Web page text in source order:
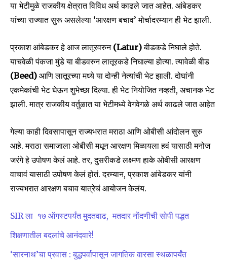
Join our community of
SUBSCRIBERS and be part of the
conversation.
or click the subscribe button below. Don't worry, we respect
safe with us.
या भेटीमुळे राजकीय क्षेत्रात विविध अर्थ काढले जात आहेत. आंबेडकर
यांच्या राज्यात सुरू असलेल्या ‘आरक्षण बचाव’ मोर्चादरम्यान ही भेट झाली.
प्रकाश आंबेडकर हे आज लातूरवरुन (Latur)बीडकडे निघाले होते.
याचवेळी पंकजा मुंडे या बीडवरुन लातूरकडे निघाल्या होत्या. त्यावेळी बीड
(Beed) आणि लातूरच्या मध्ये या दोन्ही नेत्यांची भेट झाली. दोघांनी
एकमेकांची भेट घेऊन शुभेच्छा दिल्या. ही भेट नियोजित नव्हती, अचानक भेट
झाली. मात्र राजकीय वर्तुळात या भेटीमध्ये वेगवेगळे अर्थ काढले जात आहेत
गेल्या काही दिवसापासून राज्यभरात मराठा आणि ओबीसी आंदोलन सुरु
आहे. मराठा समाजाला ओबीसी मधून आरक्षण मिळायला हवं यासाठी मनोज
जरंगे हे उपोषण केलं आहे. तर, दुसरीकडे लक्ष्मण हाके ओबीसी आरक्षण
वाचावं यासाठी उपोषण केलं होतं. दरम्यान, प्रकाश आंबेडकर यांनी
राज्यभरात आरक्षण बचाव यात्रेचं आयोजन केलंय.
SIR ला १७ ऑगस्टपर्यंत मुदतवाढ, मतदार नोंदणीची सोपी पद्धत
शिक्षणातील बदलांचे आनंदवारे!
‘सारनाथ’चा प्रवास : बुद्धपर्वापासून जागतिक वारसा स्थळापर्यंत